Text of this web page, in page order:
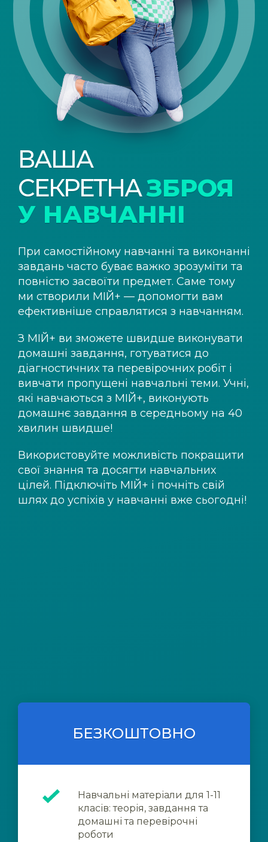
ВАША
СЕКРЕТНАЗБРОЯ
У НАВЧАННІ
При самостійному навчанні та виконанні
завдань часто буває важко зрозуміти та
повністю засвоїти предмет. Саме тому
ми створили МІЙ+ — допомогти вам
ефективніше справлятися з навчанням.
З МІЙ+ ви зможете швидше виконувати
домашні завдання, готуватися до
діагностичних та перевірочних робіт і
вивчати пропущені навчальні теми. Учні,
які навчаються з МІЙ+, виконують
домашнє завдання в середньому на 40
хвилин швидше!
Використовуйте можливість покращити
свої знання та досягти навчальних
цілей. Підключіть МІЙ+ і почніть свій
шлях до успіхів у навчанні вже сьогодні!
БЕЗКОШТОВНО
Навчальні матеріали для 1-11
класів: теорія, завдання та
домашні та перевірочні
роботи